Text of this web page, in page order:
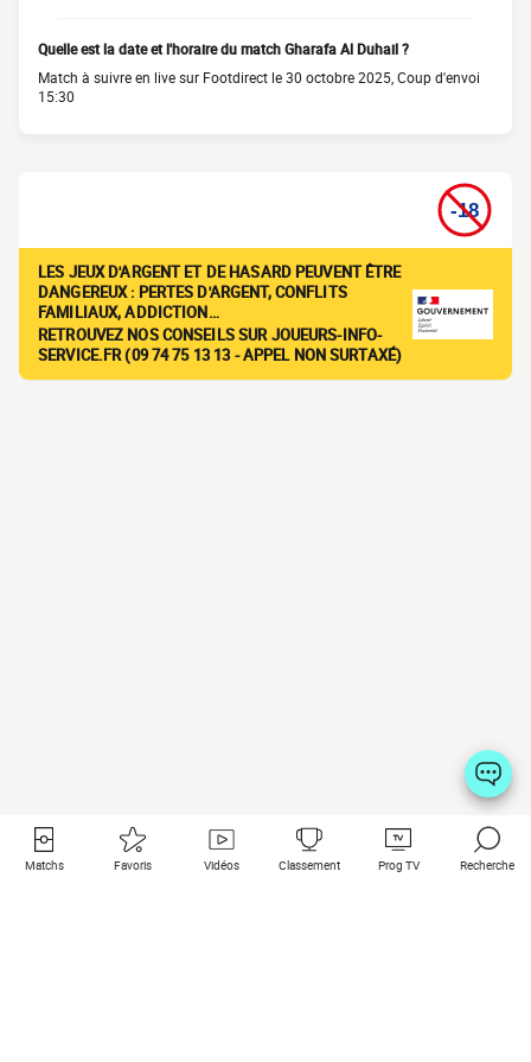
Quelle est la date et l'horaire du match Gharafa Al Duhail ?
Match à suivre en live sur Footdirect le 30 octobre 2025, Coup d'envoi
15:30
LES JEUX D'ARGENT ET DE HASARD PEUVENT ÊTRE
DANGEREUX : PERTES D'ARGENT, CONFLITS
FAMILIAUX, ADDICTION…
RETROUVEZ NOS CONSEILS SUR JOUEURS-INFO-
SERVICE.FR (09 74 75 13 13 - APPEL NON SURTAXÉ)
Matchs Favoris Vidéos Classement Prog TV Recherche